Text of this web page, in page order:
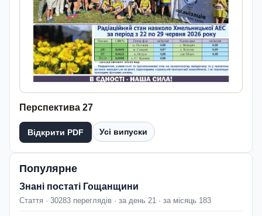
Перспектива 27
Відкрити PDF Усі випуски
Популярне
Знані постаті Гощанщини
Стаття · 30283 переглядів · за день 21 · за місяць 183